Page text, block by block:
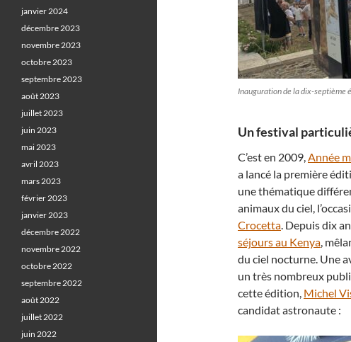
Inauguration de la dix-
Un festival
C’est en 2009,Année
a lancé la première
une thématique
animaux du ciel,
Crocetta. Depuis dix
séjours au Kenya,
du ciel nocturne. Une
un très nombreux
cette édition, Michel
candidat astronaute :
janvier 2024
décembre 2023
novembre 2023
octobre 2023
septembre 2023
août 2023
juillet 2023
juin 2023
mai 2023
avril 2023
mars 2023
février 2023
janvier 2023
décembre 2022
novembre 2022
octobre 2022
septembre 2022
août 2022
juillet 2022
juin 2022